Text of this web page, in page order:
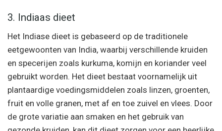
3. Indiaas dieet
Het Indiase dieet is gebaseerd op de traditionele
eetgewoonten van India, waarbij verschillende kruiden
en specerijen zoals kurkuma, komijn en koriander veel
gebruikt worden. Het dieet bestaat voornamelijk uit
plantaardige voedingsmiddelen zoals linzen, groenten,
fruit en volle granen, met af en toe zuivel en vlees. Door
de grote variatie aan smaken en het gebruik van